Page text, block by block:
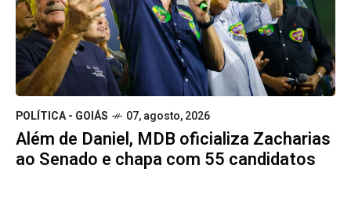
POLÍTICA - GOIÁS 07, agosto, 2026
Além de Daniel, MDB oficializa Zacharias
ao Senado e chapa com 55 candidatos